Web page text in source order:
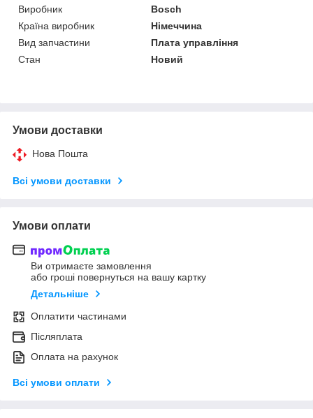
Виробник
Bosch
Країна виробник
Німеччина
Вид запчастини
Плата управління
Стан
Новий
Умови доставки
Нова Пошта
Всі умови доставки
Умови оплати
Ви отримаєте замовлення
або гроші повернуться на вашу картку
Детальніше
Оплатити частинами
Післяплата
Оплата на рахунок
Всі умови оплати